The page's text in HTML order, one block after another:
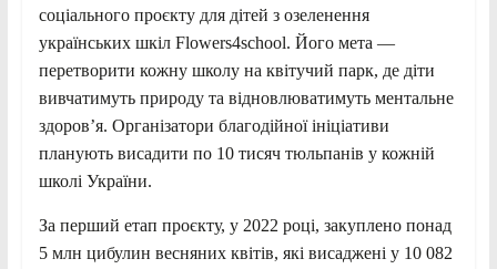
соціального проєкту для дітей з озеленення
українських шкіл Flowers4school. Його мета —
перетворити кожну школу на квітучий парк, де діти
вивчатимуть природу та відновлюватимуть ментальне
здоровʼя. Організатори благодійної ініціативи
планують висадити по 10 тисяч тюльпанів у кожній
школі України.
За перший етап проєкту, у 2022 році, закуплено понад
5 млн цибулин весняних квітів, які висаджені у 10 082